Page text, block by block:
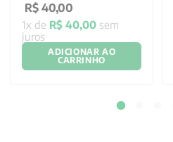
R$ 40,00
1x de R$ 40,00 sem
juros
ADICIONAR AO
CARRINHO